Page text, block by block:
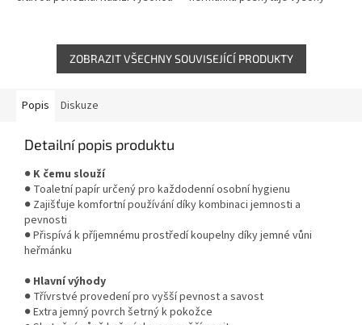
používání....
ZOBRAZIT VŠECHNY SOUVISEJÍCÍ PRODUKTY
Popis Diskuze
Detailní popis produktu
● K čemu slouží
● Toaletní papír určený pro každodenní osobní hygienu
● Zajišťuje komfortní používání díky kombinaci jemnosti a
pevnosti
● Přispívá k příjemnému prostředí koupelny díky jemné vůni
heřmánku
● Hlavní výhody
● Třívrstvé provedení pro vyšší pevnost a savost
● Extra jemný povrch šetrný k pokožce